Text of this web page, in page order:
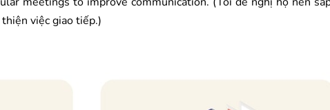
việc giao tiếp.)